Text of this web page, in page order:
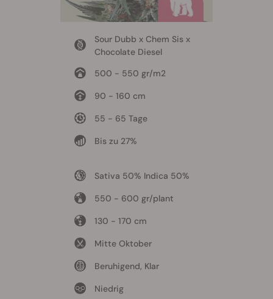
Sour Dubb x Chem Sis x
Chocolate Diesel
500 - 550 gr/m2
90 - 160 cm
55 - 65 Tage
Bis zu 27%
Sativa 50% Indica 50%
550 - 600 gr/plant
130 - 170 cm
Mitte Oktober
Beruhigend, Klar
Niedrig